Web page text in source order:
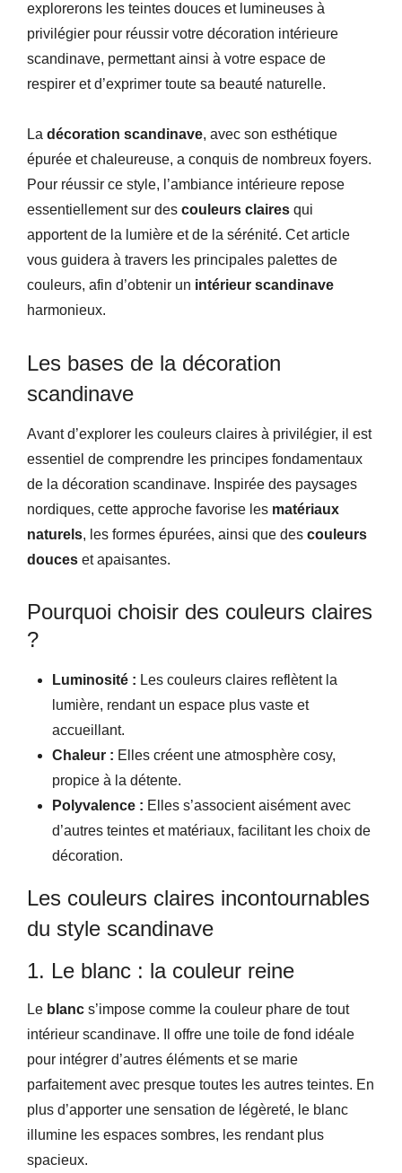
explorerons les teintes douces et lumineuses à
privilégier pour réussir votre décoration intérieure
scandinave, permettant ainsi à votre espace de
respirer et d’exprimer toute sa beauté naturelle.
La décoration scandinave, avec son esthétique
épurée et chaleureuse, a conquis de nombreux foyers.
Pour réussir ce style, l’ambiance intérieure repose
essentiellement sur des couleurs claires qui
apportent de la lumière et de la sérénité. Cet article
vous guidera à travers les principales palettes de
couleurs, afin d’obtenir un intérieur scandinave
harmonieux.
Les bases de la décoration
scandinave
Avant d’explorer les couleurs claires à privilégier, il est
essentiel de comprendre les principes fondamentaux
de la décoration scandinave. Inspirée des paysages
nordiques, cette approche favorise les matériaux
naturels, les formes épurées, ainsi que des couleurs
douces et apaisantes.
Pourquoi choisir des couleurs claires
?
Luminosité : Les couleurs claires reflètent la
lumière, rendant un espace plus vaste et
accueillant.
Chaleur : Elles créent une atmosphère cosy,
propice à la détente.
Polyvalence : Elles s’associent aisément avec
d’autres teintes et matériaux, facilitant les choix de
décoration.
Les couleurs claires incontournables
du style scandinave
1. Le blanc : la couleur reine
Le blanc s’impose comme la couleur phare de tout
intérieur scandinave. Il offre une toile de fond idéale
pour intégrer d’autres éléments et se marie
parfaitement avec presque toutes les autres teintes. En
plus d’apporter une sensation de légèreté, le blanc
illumine les espaces sombres, les rendant plus
spacieux.